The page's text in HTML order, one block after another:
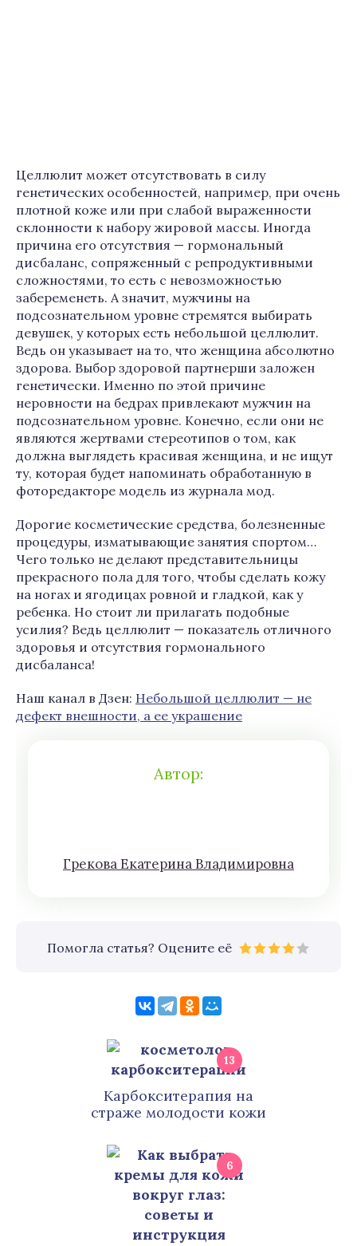
Целлюлит может отсутствовать в силу
генетических особенностей, например, при очень
плотной коже или при слабой выраженности
склонности к набору жировой массы. Иногда
причина его отсутствия — гормональный
дисбаланс, сопряженный с репродуктивными
сложностями, то есть с невозможностью
забеременеть. А значит, мужчины на
подсознательном уровне стремятся выбирать
девушек, у которых есть небольшой целлюлит.
Ведь он указывает на то, что женщина абсолютно
здорова. Выбор здоровой партнерши заложен
генетически. Именно по этой причине
неровности на бедрах привлекают мужчин на
подсознательном уровне. Конечно, если они не
являются жертвами стереотипов о том, как
должна выглядеть красивая женщина, и не ищут
ту, которая будет напоминать обработанную в
фоторедакторе модель из журнала мод.
Дорогие косметические средства, болезненные
процедуры, изматывающие занятия спортом…
Чего только не делают представительницы
прекрасного пола для того, чтобы сделать кожу
на ногах и ягодицах ровной и гладкой, как у
ребенка. Но стоит ли прилагать подобные
усилия? Ведь целлюлит — показатель отличного
здоровья и отсутствия гормонального
дисбаланса!
Наш канал в Дзен: Небольшой целлюлит — не
дефект внешности, а ее украшение
Автор:
Грeкoва Eкатeринa Влaдимирoвна
Помогла статья? Оцените её
13
Карбокситерапия на
страже молодости кожи
6